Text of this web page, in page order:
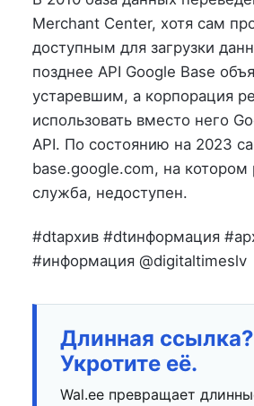
Merchant Center, хотя сам
доступным для загрузки
позднее API Google Base
устаревшим, а корпорация
использовать вместо него
API. По состоянию на 2023
base.google.com, на котором
служба, недоступен.
#dtархив #dtинформация
#информация @digitaltimeslv
Длинная ссылка?
Укротите её.
Wal.ee превращает